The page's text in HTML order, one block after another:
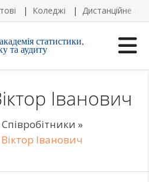
Коледжі Дистанційне
статистики,
та аудиту
Іванович
Співробітники »
Іванович